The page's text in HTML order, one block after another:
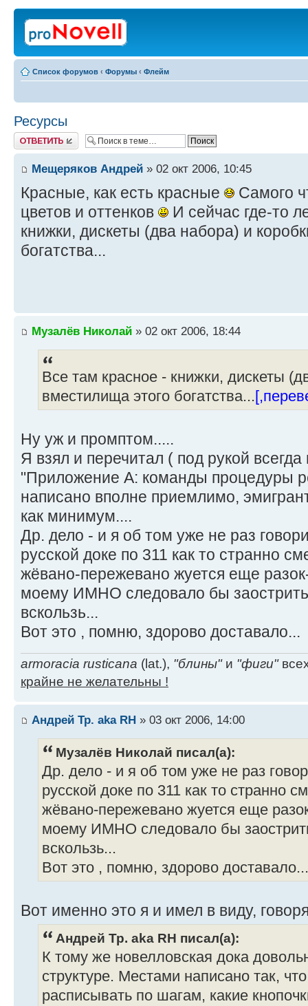
Список форумов ‹ Форумы ‹ Флейм
Ресурсы
Ответить
Мещеряков Андрей » 02 окт 2006, 10:45
Красные, как есть красные
Самого
цветов и оттенков
И сейчас где-то
книжки, дискеты (два набора) и
богатства...
Музалёв Николай » 02 окт 2006, 18:44
Все там красное - книжки, дискеты
вместилища этого богатства...
Ну уж и промптом.....
Я взял и перечитал ( под рукой
"Приложение А: команды процедуры
написано вполне приемлимо,
как минимум....
Др. дело - и я об том уже не раз
русской доке по 311 как то странно
жёвано-пережевано жуется еще
моему ИМНО следовало бы
вскользь...
Вот это , помню, здорово доставало...
armoracia rusticana (lat.), "блины"и "фиги"
крайне не желательны !
Андрей Тр. aka RH » 03 окт 2006, 14:00
Музалёв Николай писал(а):
Др. дело - и я об том уже не раз
русской доке по 311 как то странно
жёвано-пережевано жуется еще
моему ИМНО следовало бы
вскользь...
Вот это , помню, здорово доставало...
Вот именно это я и имел в виду,
Андрей Тр. aka RH писал(а):
К тому же новелловская дока
структуре. Местами написано так,
расписывать по шагам, какие